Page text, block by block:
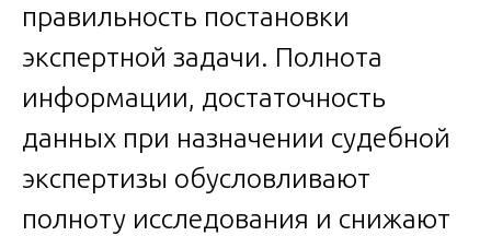
правильность постановки
экспертной задачи. Полнота
информации, достаточность
данных при назначении судебной
экспертизы обусловливают
полноту исследования и снижают